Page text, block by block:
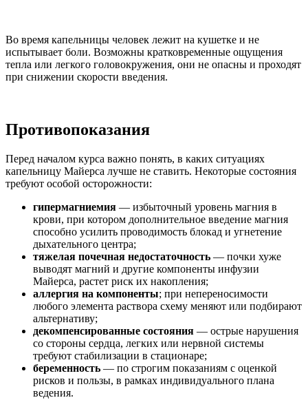
Во время капельницы человек лежит на кушетке и не
испытывает боли. Возможны кратковременные ощущения
тепла или легкого головокружения, они не опасны и проходят
при снижении скорости введения.
Противопоказания
Перед началом курса важно понять, в каких ситуациях
капельницу Майерса лучше не ставить. Некоторые состояния
требуют особой осторожности:
гипермагниемия — избыточный уровень магния в
крови, при котором дополнительное введение магния
способно усилить проводимость блокад и угнетение
дыхательного центра;
тяжелая почечная недостаточность — почки хуже
выводят магний и другие компоненты инфузии
Майерса, растет риск их накопления;
аллергия на компоненты; при непереносимости
любого элемента раствора схему меняют или подбирают
альтернативу;
декомпенсированные состояния — острые нарушения
со стороны сердца, легких или нервной системы
требуют стабилизации в стационаре;
беременность — по строгим показаниям с оценкой
рисков и пользы, в рамках индивидуального плана
ведения.